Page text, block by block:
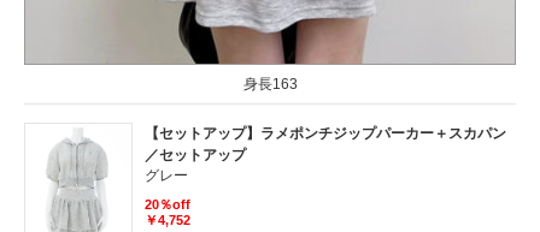
身長163
【セットアップ】ラメポンチジップパーカー＋スカパン
／セットアップ
グレー
20％off
￥4,752